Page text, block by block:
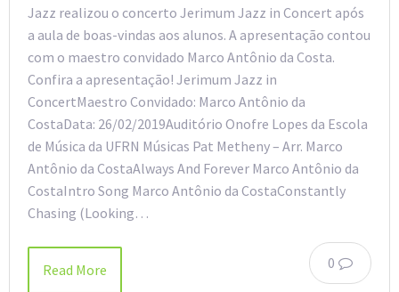
Jazz realizou o concerto Jerimum Jazz in Concert após
a aula de boas-vindas aos alunos. A apresentação contou
com o maestro convidado Marco Antônio da Costa.
Confira a apresentação! Jerimum Jazz in
ConcertMaestro Convidado: Marco Antônio da
CostaData: 26/02/2019Auditório Onofre Lopes da Escola
de Música da UFRN Músicas Pat Metheny – Arr. Marco
Antônio da CostaAlways And Forever Marco Antônio da
CostaIntro Song Marco Antônio da CostaConstantly
Chasing (Looking…
0
Read More